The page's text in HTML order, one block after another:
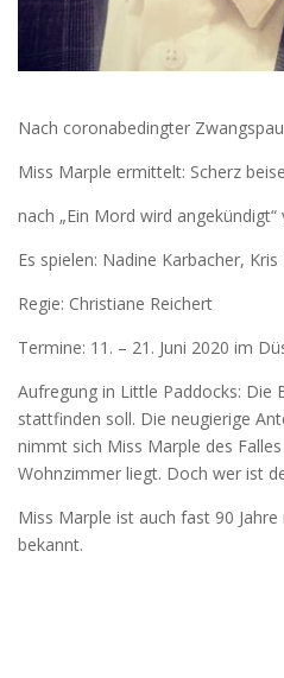
Nach coronabedingter
Miss Marple ermittelt: Scherz
nach „Ein Mord wird
Es spielen: Nadine Karbacher,
Regie: Christiane Reichert
Termine: 11. – 21. Juni 2020 im
Aufregung in Little Paddocks: Die
stattfinden soll. Die neugierige
nimmt sich Miss Marple des
Wohnzimmer liegt. Doch wer ist
Miss Marple ist auch fast 90
bekannt.